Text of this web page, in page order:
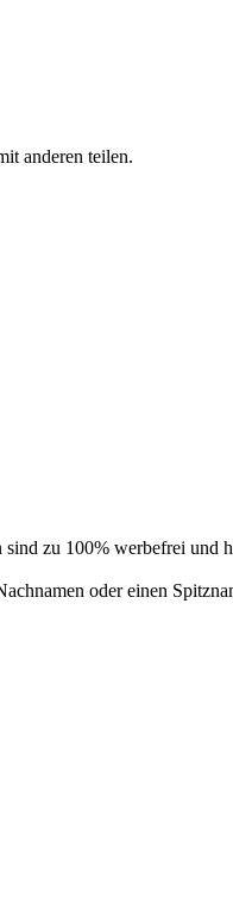
anderen teilen.
zu 100% werbefrei und
oder einen